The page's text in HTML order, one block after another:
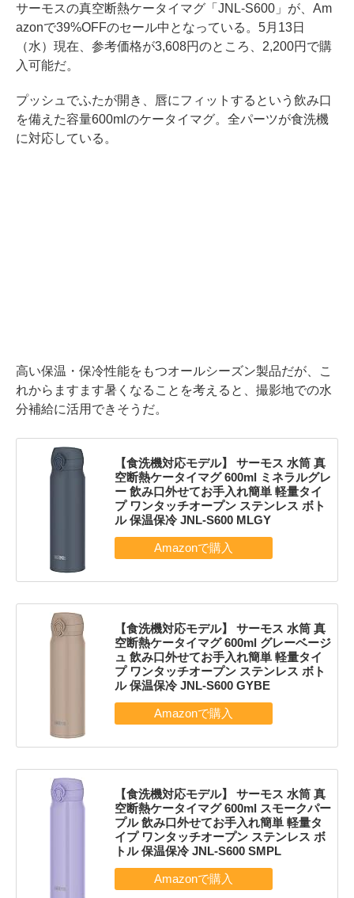
サーモスの真空断熱ケータイマグ「JNL-S600」が、Am
azonで39%OFFのセール中となっている。5月13日
（水）現在、参考価格が3,608円のところ、2,200円で購
入可能だ。
プッシュでふたが開き、唇にフィットするという飲み口
を備えた容量600mlのケータイマグ。全パーツが食洗機
に対応している。
高い保温・保冷性能をもつオールシーズン製品だが、こ
れからますます暑くなることを考えると、撮影地での水
分補給に活用できそうだ。
【食洗機対応モデル】 サーモス 水筒 真
空断熱ケータイマグ 600ml ミネラルグレ
ー 飲み口外せてお手入れ簡単 軽量タイ
プ ワンタッチオープン ステンレス ボト
ル 保温保冷 JNL-S600 MLGY
【食洗機対応モデル】 サーモス 水筒 真
空断熱ケータイマグ 600ml グレーベージ
ュ 飲み口外せてお手入れ簡単 軽量タイ
プ ワンタッチオープン ステンレス ボト
ル 保温保冷 JNL-S600 GYBE
【食洗機対応モデル】 サーモス 水筒 真
空断熱ケータイマグ 600ml スモークパー
プル 飲み口外せてお手入れ簡単 軽量タ
イプ ワンタッチオープン ステンレス ボ
トル 保温保冷 JNL-S600 SMPL